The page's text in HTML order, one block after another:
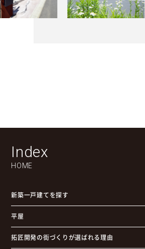
物件検索
Index
HOME
新築一戸建てを探す
平屋
拓匠開発の街づくりが選ばれる理由